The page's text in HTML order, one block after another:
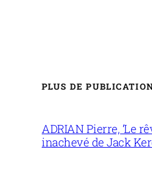
PLUS DE
ADRIAN Pierre, ‘Le
inachevé de Jack